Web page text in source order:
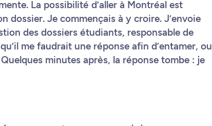
La possibilité d’aller à Montréal est
dossier. Je commençais à y croire. J’envoie
des dossiers étudiants, responsable de
me faudrait une réponse afin d’entamer, ou
minutes après, la réponse tombe : je